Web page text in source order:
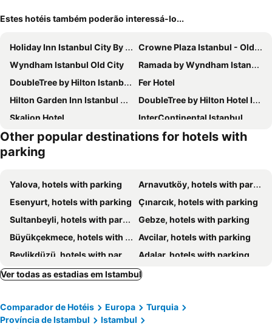
Estes hotéis também poderão interessá-lo...
Holiday Inn Istanbul City By Ihg
Crowne Plaza Istanbul - Old City by IHG
Wyndham Istanbul Old City
Ramada by Wyndham Istanbul Pera
DoubleTree by Hilton Istanbul Topkapi
Fer Hotel
Hilton Garden Inn Istanbul Ataturk Airport
DoubleTree by Hilton Hotel Istanbul - Piyalepasa
Skalion Hotel
InterContinental Istanbul
Sura Hagia Sophia Hotel
Elite World Grand Istanbul Basın Ekpsres Hotel
Swissotel The Bosphorus Istanbul
The Elysium Taksim
Ottoman's Life Hotel Deluxe
The Marmara Taksim
Lalinn Hotel
Residence Inn By Marriott Istanbul Atasehir
Pera Palace Hotel
Golden Tulip Istanbul Bayrampasa
Sultanahmet Black Pearl Apart Hotel
Seyithan Palace Hotel
Cihangir Hotel Bosphorus
Byotell Hotel Istanbul
Golden Horn Bosphorus Hotel
Crowne Plaza Istanbul - Harbiye By Ihg
Orka Royal Hotel & Spa
Other popular destinations for hotels with
parking
Yalova, hotels with parking
Arnavutköy, hotels with parking
Esenyurt, hotels with parking
Çınarcık, hotels with parking
Sultanbeyli, hotels with parking
Gebze, hotels with parking
Büyükçekmece, hotels with parking
Avcilar, hotels with parking
Beylikdüzü, hotels with parking
Adalar, hotels with parking
Çekmeköy, hotels with parking
Sancaktepe, hotels with parking
Zekeriyaköy, hotels with parking
Armutlu, hotels with parking
Ver todas as estadias em Istambul
Comparador de Hotéis Europa
Turquia
Província de Istambul
Istambul